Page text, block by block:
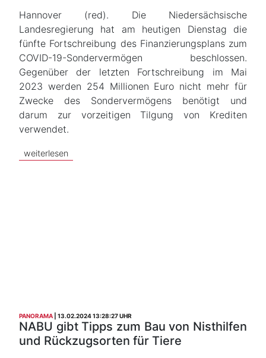
Hannover (red). Die Niedersächsische
Landesregierung hat am heutigen Dienstag die
fünfte Fortschreibung des Finanzierungsplans zum
COVID-19-Sondervermögen beschlossen.
Gegenüber der letzten Fortschreibung im Mai
2023 werden 254 Millionen Euro nicht mehr für
Zwecke des Sondervermögens benötigt und
darum zur vorzeitigen Tilgung von Krediten
verwendet.
weiterlesen
PANORAMA 13.02.2024 13:28:27 UHR
NABU gibt Tipps zum Bau von Nisthilfen
und Rückzugsorten für Tiere